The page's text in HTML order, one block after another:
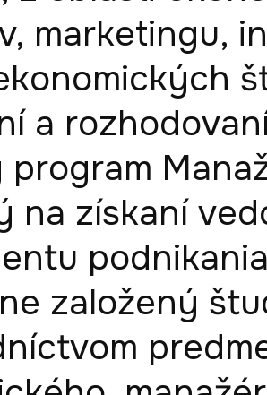
marketingu,
a
na získaní
založený